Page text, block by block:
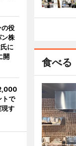
食べる
の役
株
に
開
トで
す